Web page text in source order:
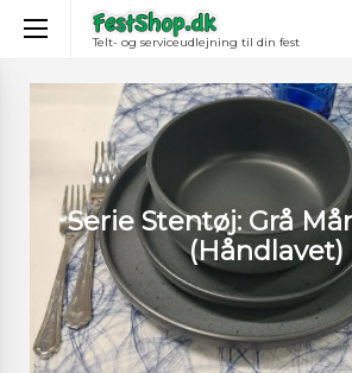
Telt- og serviceudlejning til din fest
Serie Stentøj: Grå
(Håndlavet)